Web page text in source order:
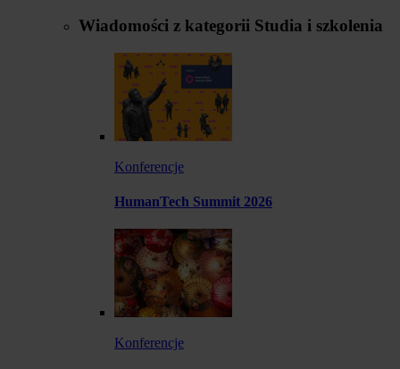
Wiadomości z kategorii Studia i szkolenia
Konferencje
HumanTech Summit 2026
Konferencje